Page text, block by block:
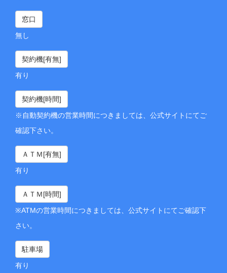
窓口
無し
契約機[有無]
有り
契約機[時間]
※自動契約機の営業時間につきましては、公式サイトにてご
確認下さい。
ＡＴＭ[有無]
有り
ＡＴＭ[時間]
※ATMの営業時間につきましては、公式サイトにてご確認下
さい。
駐車場
有り